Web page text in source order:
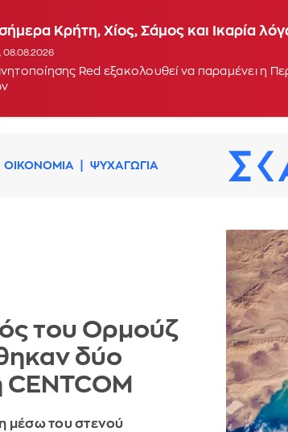
Κρήτη, Χίος, Σάμος και Ικαρία
08.08.2026
Red εξακολουθεί να παραμένει η
ΟΙΚΟΝΟΜΙΑ ΨΥΧΑΓΩΓΙΑ
του Ορμούζ
δύο
CENTCOM
μέσω του στενού